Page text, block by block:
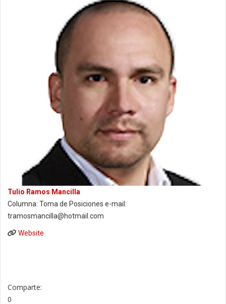
Tulio Ramos Mancilla
Columna: Toma de Posiciones e-mail:
tramosmancilla@hotmail.com
Website
Comparte:
0